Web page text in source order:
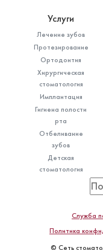
Услуги
Лечение зубов
Протезирование
Ортодонтия
Хирургическая
стоматология
Имплантация
Гигиена полости
рта
Отбеливание
зубов
Детская
стоматология
Служба
Политика
© Сеть